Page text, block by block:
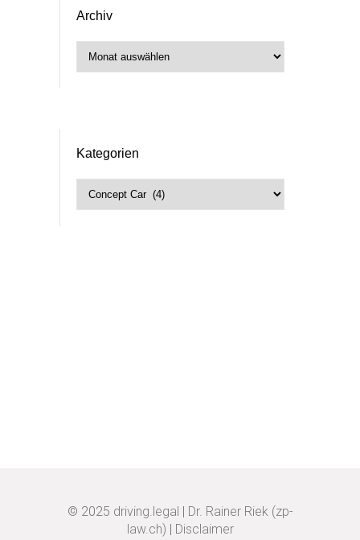
Archiv
Kategorien
© 2025 driving.legal | Dr. Rainer Riek (zp-
law.ch) | Disclaimer